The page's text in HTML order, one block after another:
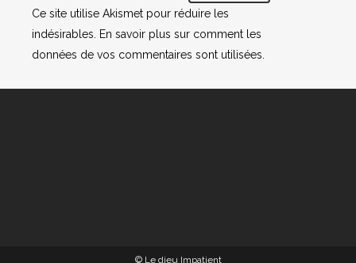
Ce site utilise Akismet pour réduire les
indésirables.
En savoir plus sur comment les
données de vos commentaires sont utilisées
© Le dieu Impatient